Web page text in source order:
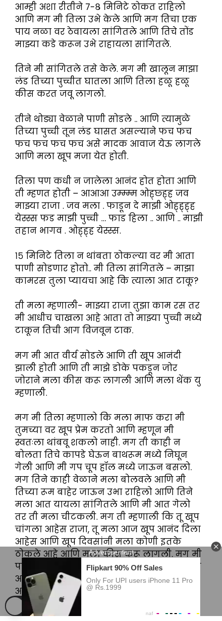
आम्ही अशा रीतीने ७-८ मिनिटे ठोकत राहिलो
आणि मग मी तिला उभे केले आणि मग तिचा एक
पाय नळा वर ठेवायला सांगितले आणि तिचे तोंड
माझ्या कडे करून उभे राहायला सांगितले.
तिने मी सांगितले तसे केले. मग मी खालून माझा
लंड तिच्या पुच्चीत घातला आणि तिला हळू हळू
कीस करत जवू लागलो.
तीने थोड्या वेळाने पाणी सोडले .. आणि त्यामुळे
तिच्या पुच्ची तून लंड घासत असल्याने फच फच
फच फच फच फच असे मादक आवाज येऊ लागले
आणि मला खूप मजा येत होती.
तिला पण कधी न जालेला आनंद होत होता आणि
ती म्हणत होती – आआआ उम्म्म्म ओह्छ्ह्ह जव
माझ्या राजा . जव मला . फाडून दे माझी ओह्ह्ह्ह
येस्स्स फड माझी पुच्ची … फाड हिला .. आणि .. माझी
तहान भागव . ओह्ह्ह येस्स्स.
१५ मिनिटे तिला न थांबता ठोकल्या वर मी आता
पाणी सोडणार होतो.. मी तिला सांगितले – माझा
कामरस तुला प्यायचा आहे कि त्याला आत टाकू?
ती मला म्हणाली- माझ्या राजा तुझा काम रस तर
मी आधीच चाखला आहे आता तो माझ्या पुच्ची मध्ये
टाकून तिची आग विजवून टाक.
मग मी आत वीर्य सोडले आणि ती खूप आनंदी
झाली होती आणि ती माझे डोके पकडून जोर
जोराने मला कीस करू लागली आणि मला थेंक यु
म्हणाली.
मग मी तिला म्हणालो कि मला माफ करा मी
तुमच्या वर खूप प्रेम करतो आणि म्हणून मी
स्वतःला थांबवू शकलो नाही. मग ती काही न
बोलता तिचे कापडे घेऊन बाथरूम मध्ये निघून
गेली आणि मी गप चूप हॉल मध्ये जाऊन बसलो.
मग तिने काही वेळाने मला बोलवले आणि मी
तिच्या रूम बाहेर जाऊन उभा राहिलो आणि तिने
मला आत यायला सांगितले आणि मी आत गेलो
तर ती मला चीटकली. मग ती म्हणाली कि तू खूप
चांगला आहेस राजा, तू मला आज खूप आनंद दिला
आहेस आणि खूप दिवसांनी मला कोणी इतके
ठोकले आहे आणि मला कीस करू लागली. मग मी
पण तिला कीस करू लागलो आणि मग आम्ही मग
आम्ही तिथेच झोपलो. मग मी सकाळी घरी आलो
आणि आता जेव्हा वेळ असतो तेव्हा आम्ही ठोका
ठोकी करतो.